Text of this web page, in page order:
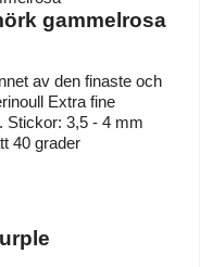
gammelrosa
av den finaste och
Extra fine
Stickor: 3,5 - 4 mm
40 grader